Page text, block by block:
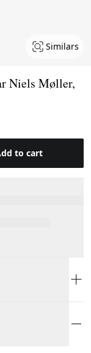
Similars
Niels Møller,
to cart